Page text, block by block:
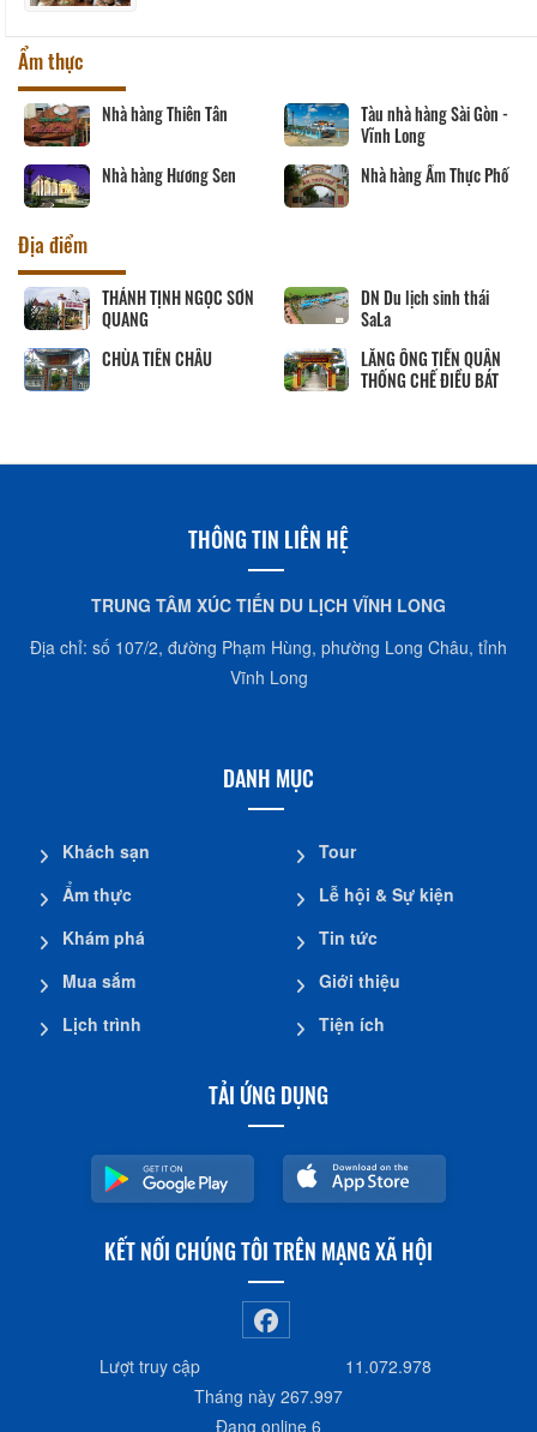
Ẩm thực
Nhà hàng Thiên Tân
Tàu nhà hàng Sài Gòn -
Vĩnh Long
Nhà hàng Hương Sen
Nhà hàng Ẩm Thực Phố
Địa điểm
THÁNH TỊNH NGỌC SƠN
QUANG
DN Du lịch sinh thái
SaLa
CHÙA TIÊN CHÂU
LĂNG ÔNG TIỀN QUÂN
THỐNG CHẾ ĐIỀU BÁT
THÔNG TIN LIÊN HỆ
TRUNG TÂM XÚC TIẾN DU LỊCH VĨNH LONG
Địa chỉ: số 107/2, đường Phạm Hùng, phường Long Châu, tỉnh
Vĩnh Long
DANH MỤC
Khách sạn
Ẩm thực
Khám phá
Mua sắm
Lịch trình
Tour
Lễ hội & Sự kiện
Tin tức
Giới thiệu
Tiện ích
TẢI ỨNG DỤNG
KẾT NỐI CHÚNG TÔI TRÊN MẠNG XÃ HỘI
Lượt truy cập
11.072.978
Tháng này 267.997
Đang online 6